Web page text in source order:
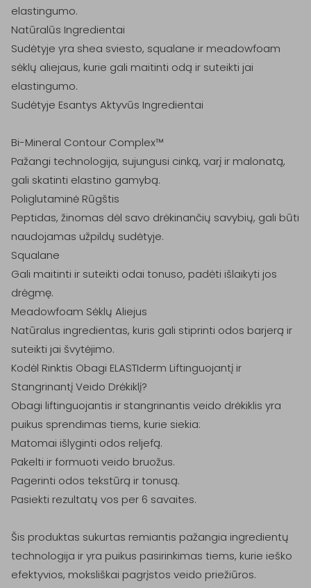
elastingumo.
Natūralūs Ingredientai
Sudėtyje yra shea sviesto, squalane ir meadowfoam
sėklų aliejaus, kurie gali maitinti odą ir suteikti jai
elastingumo.
Sudėtyje Esantys Aktyvūs Ingredientai
Bi-Mineral Contour Complex™
Pažangi technologija, sujungusi cinką, varį ir malonatą,
gali skatinti elastino gamybą.
Poliglutaminė Rūgštis
Peptidas, žinomas dėl savo drėkinančių savybių, gali būti
naudojamas užpildų sudėtyje.
Squalane
Gali maitinti ir suteikti odai tonuso, padėti išlaikyti jos
drėgmę.
Meadowfoam Sėklų Aliejus
Natūralus ingredientas, kuris gali stiprinti odos barjerą ir
suteikti jai švytėjimo.
Kodėl Rinktis Obagi ELASTIderm Liftinguojantį ir
Stangrinantį Veido Drėkiklį?
Obagi liftinguojantis ir stangrinantis veido drėkiklis yra
puikus sprendimas tiems, kurie siekia:
Matomai išlyginti odos reljefą.
Pakelti ir formuoti veido bruožus.
Pagerinti odos tekstūrą ir tonusą.
Pasiekti rezultatų vos per 6 savaites.
Šis produktas sukurtas remiantis pažangia ingredientų
technologija ir yra puikus pasirinkimas tiems, kurie ieško
efektyvios, moksliškai pagrįstos veido priežiūros.